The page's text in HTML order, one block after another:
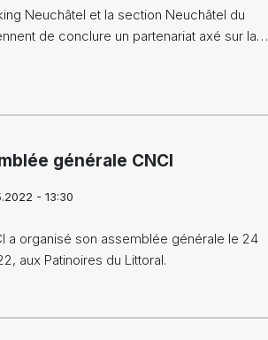
Neuchâtel et la section Neuchâtel du
de conclure un partenariat axé sur la…
générale CNCI
- 13:30
a organisé son assemblée générale le 24
aux Patinoires du Littoral.